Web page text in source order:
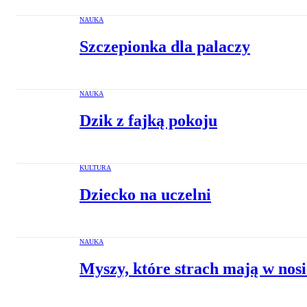
NAUKA
Szczepionka dla palaczy
NAUKA
Dzik z fajką pokoju
KULTURA
Dziecko na uczelni
NAUKA
Myszy, które strach mają w